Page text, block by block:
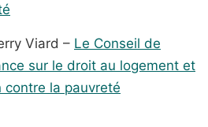
Viard – Le Conseil de
sur le droit au logement et
la pauvreté